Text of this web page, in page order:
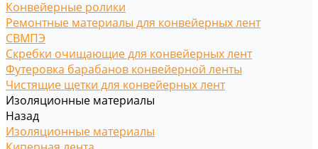
Конвейерные ролики
Ремонтные материалы для конвейерных лент
СВМПЭ
Скребки очищающие для конвейерных лент
Футеровка барабанов конвейерной ленты
Чистящие щетки для конвейерных лент
Изоляционные материалы
Назад
Изоляционные материалы